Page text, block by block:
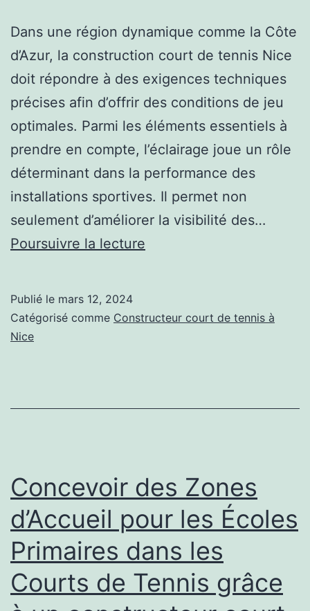
Dans une région dynamique comme la Côte
d’Azur, la construction court de tennis Nice
doit répondre à des exigences techniques
précises afin d’offrir des conditions de jeu
optimales. Parmi les éléments essentiels à
prendre en compte, l’éclairage joue un rôle
déterminant dans la performance des
installations sportives. Il permet non
seulement d’améliorer la visibilité des…
Poursuivre la lecture
dans
Courts
pour
un
constructeur
de
court
de
Publié le mars 12, 2024
Catégorisé comme Constructeur court de tennis à
Nice
Concevoir des Zones
d’Accueil pour les Écoles
Primaires dans les
Courts de Tennis grâce